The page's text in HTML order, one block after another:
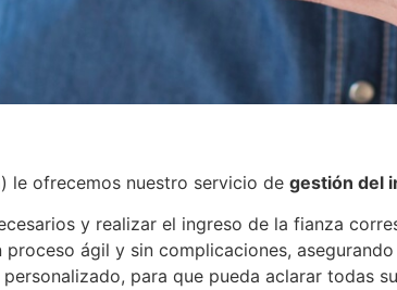
le ofrecemos nuestro servicio de gestión del
y realizar el ingreso de la fianza
ágil y sin complicaciones,
personalizado, para que pueda aclarar todas